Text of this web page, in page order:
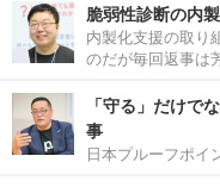
脆弱性診断の内
内製化支援の取り
のだが毎回返事は
「守る」だけで
事
日本プルーフポイ